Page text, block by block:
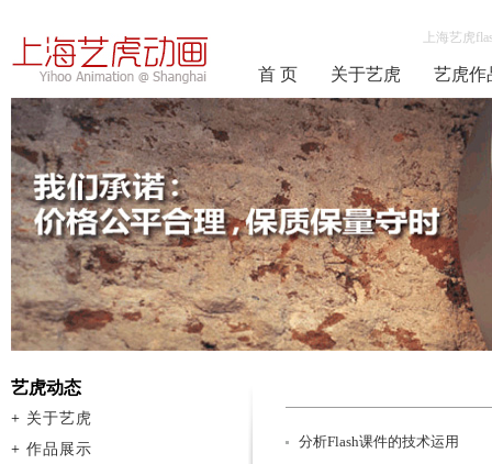
上海艺虎
首 页 关于艺虎 艺虎作
分析Flash课件的技术运用
艺虎动态
+ 关于艺虎
+ 作品展示